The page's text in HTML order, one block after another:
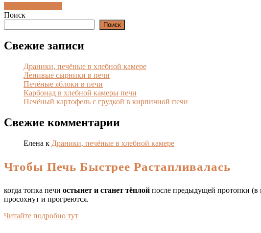
Поиск
Поиск
Свежие записи
Драники, печёные в хлебной камере
Ленивые сырники в печи
Печёные яблоки в печи
Карбонад в хлебной камеры печи
Печёный картофель с грудкой в кирпичной печи
Свежие комментарии
Елена к Драники, печёные в хлебной камере
Чтобы Печь Быстрее Растапливалась
когда топка печи остынет и станет тёплой после предыдущей протопки (в
просохнут и прогреются.
Читайте подробно тут